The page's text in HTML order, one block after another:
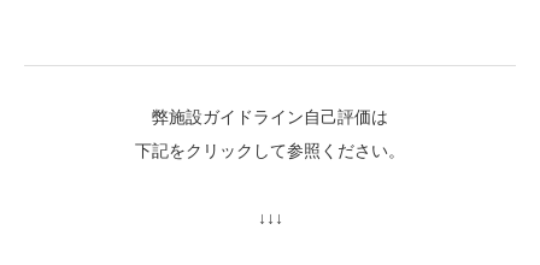
弊施設ガイドライン自己評価は
下記をクリックして参照ください。
↓↓↓